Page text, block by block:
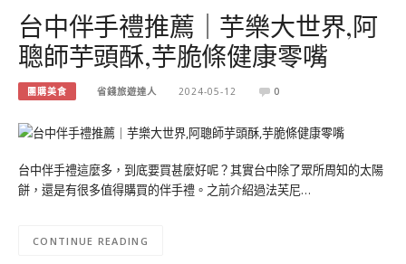
台中伴手禮推薦｜芋樂大世界,阿
聰師芋頭酥,芋脆條健康零嘴
團購美食 省錢旅遊達人 2024-05-12 0
台中伴手禮這麼多，到底要買甚麼好呢？其實台中除了眾所周知的太陽
餅，還是有很多值得購買的伴手禮。之前介紹過法芙尼…
CONTINUE READING